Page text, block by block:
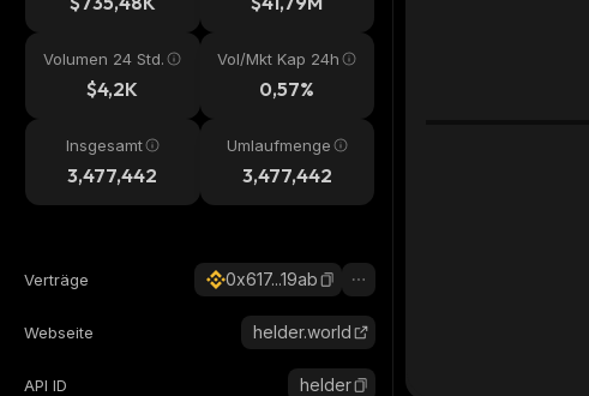
Volumen 24 Std.
$4,2K
Vol/Mkt Kap 24h
0,57%
Insgesamt
3,477,442
Umlaufmenge
3,477,442
Verträge 0x617...19ab
Webseite helder.world
API ID helder